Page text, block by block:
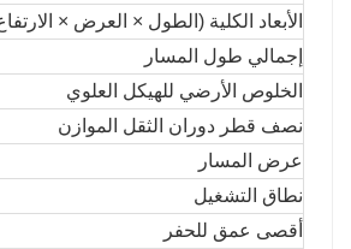
الأبعاد الكلية (الطول × العرض ×
إجمالي طول المسار
الخلوص الأرضي للهيكل العلوي
نصف قطر دوران الثقل الموازن
عرض المسار
نطاق التشغيل
أقصى عمق للحفر